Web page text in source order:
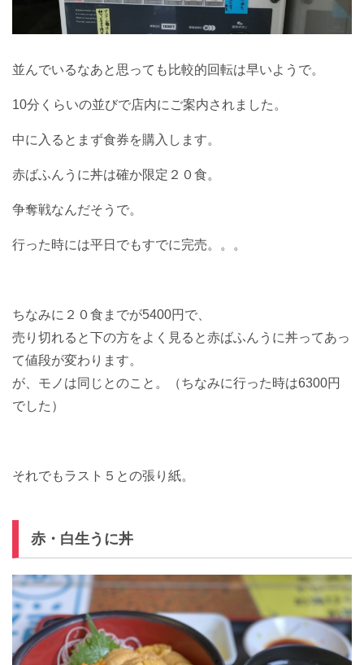
並んでいるなあと思っても比較的回転は早いようで。
10分くらいの並びで店内にご案内されました。
中に入るとまず食券を購入します。
赤ばふんうに丼は確か限定２０食。
争奪戦なんだそうで。
行った時には平日でもすでに完売。。。
ちなみに２０食までが5400円で、
売り切れると下の方をよく見ると赤ばふんうに丼ってあっ
て値段が変わります。
が、モノは同じとのこと。（ちなみに行った時は6300円
でした）
それでもラスト５との張り紙。
赤・白生うに丼